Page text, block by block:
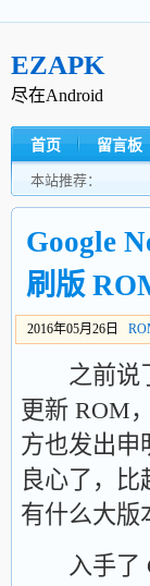
EZAPK
尽在Android
首页 留言板
本站推荐：
Google
刷版
2016年05月26日
之前说了
更新 ROM
方也发出申
良心了，
有什么大版
入手了